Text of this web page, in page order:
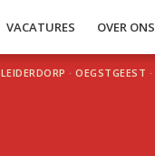
VACATURES OVER ONS
LEIDERDORP · OEGSTGEEST ·